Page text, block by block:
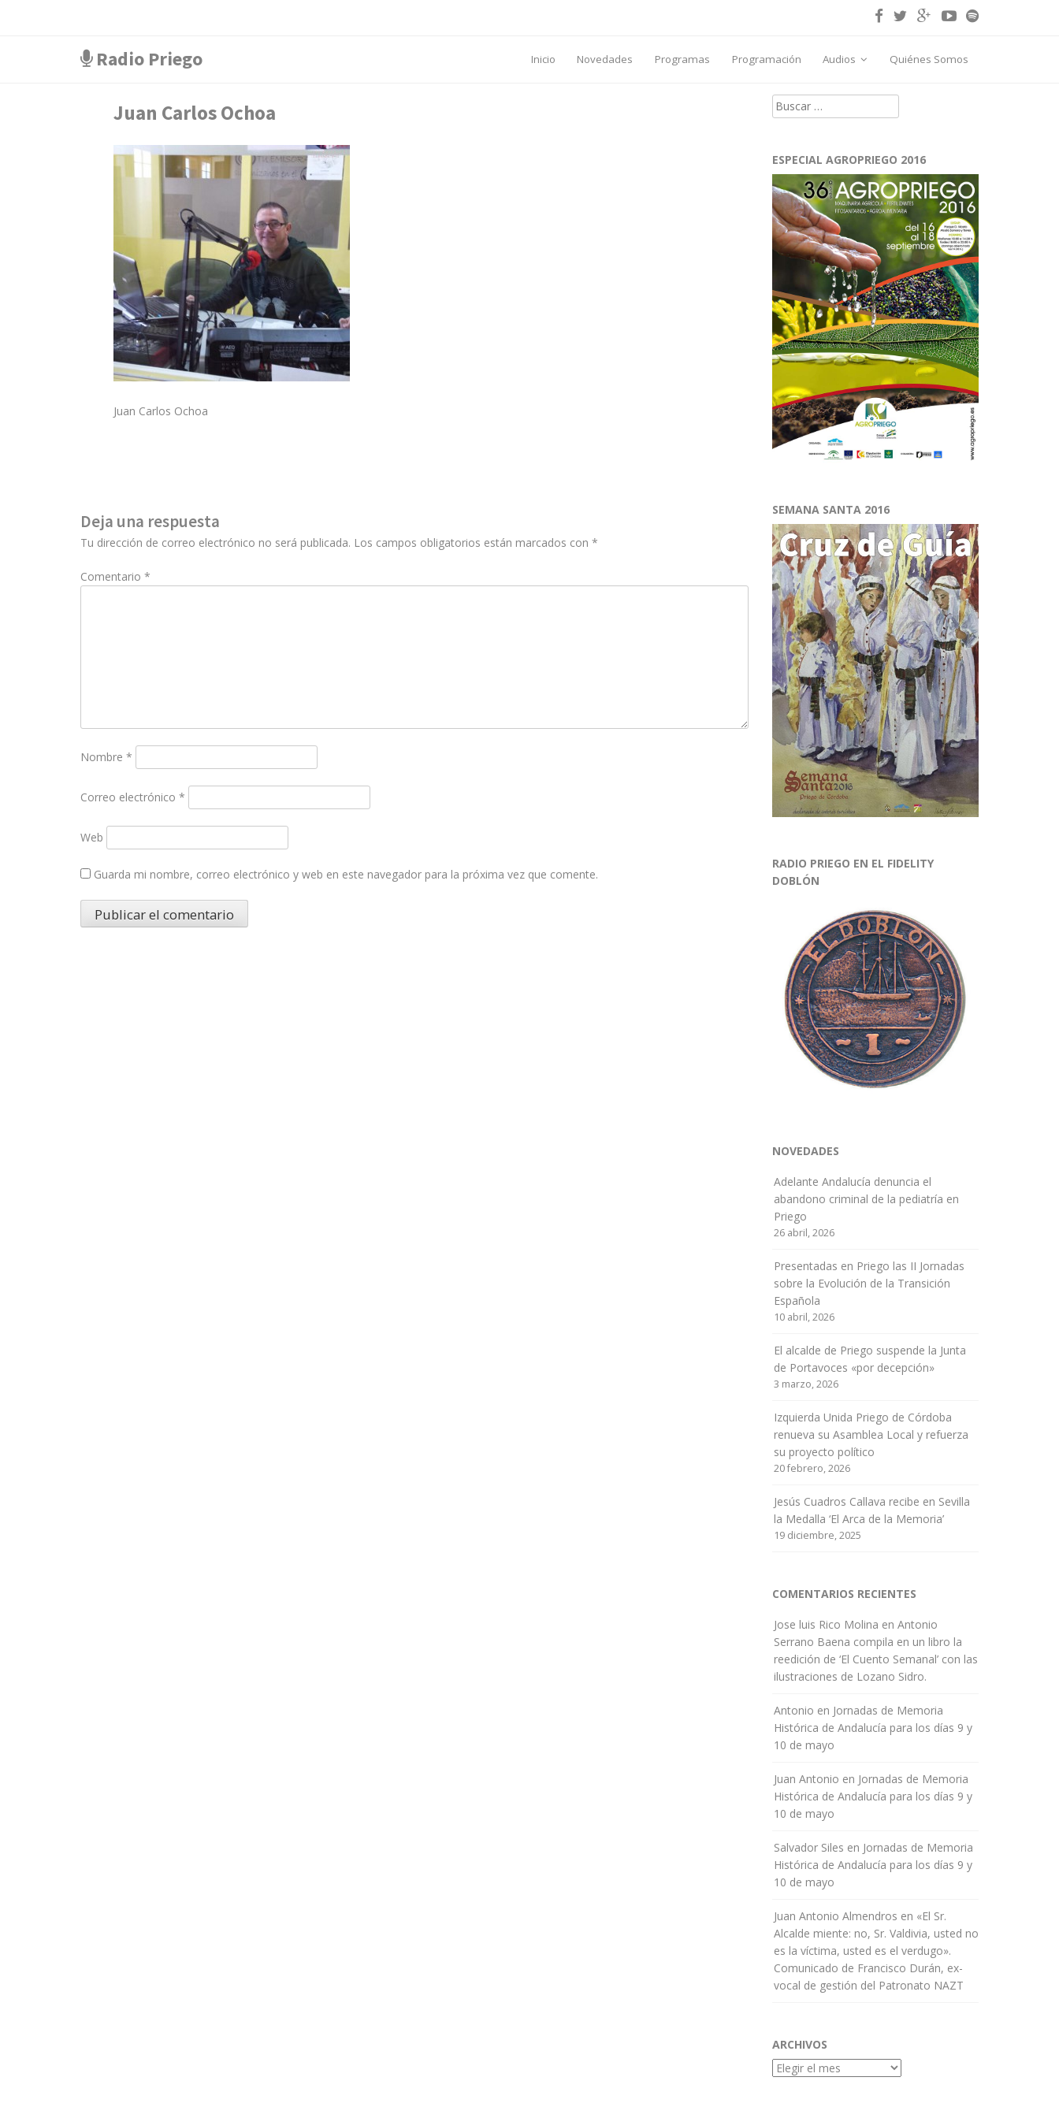
Radio Priego Inicio Novedades Programas Programación Audios Quiénes Somos
Juan Carlos Ochoa
Juan Carlos Ochoa
Deja una respuesta
Tu dirección de correo electrónico no será publicada. Los campos obligatorios están marcados con *
Comentario *
Nombre *
Correo electrónico *
Web
Guarda mi nombre, correo electrónico y web en este navegador para la próxima vez que comente.
Buscar:
ESPECIAL AGROPRIEGO 2016
SEMANA SANTA 2016
RADIO PRIEGO EN EL FIDELITY
DOBLÓN
NOVEDADES
Adelante Andalucía denuncia el
abandono criminal de la pediatría en
Priego
26 abril, 2026
Presentadas en Priego las II Jornadas
sobre la Evolución de la Transición
Española
10 abril, 2026
El alcalde de Priego suspende la Junta
de Portavoces «por decepción»
3 marzo, 2026
Izquierda Unida Priego de Córdoba
renueva su Asamblea Local y refuerza
su proyecto político
20 febrero, 2026
Jesús Cuadros Callava recibe en Sevilla
la Medalla ‘El Arca de la Memoria’
19 diciembre, 2025
COMENTARIOS RECIENTES
Jose luis Rico Molina en Antonio
Serrano Baena compila en un libro la
reedición de ‘El Cuento Semanal’ con las
ilustraciones de Lozano Sidro.
Antonio en Jornadas de Memoria
Histórica de Andalucía para los días 9 y
10 de mayo
Juan Antonio en Jornadas de Memoria
Histórica de Andalucía para los días 9 y
10 de mayo
Salvador Siles en Jornadas de Memoria
Histórica de Andalucía para los días 9 y
10 de mayo
Juan Antonio Almendros en «El Sr.
Alcalde miente: no, Sr. Valdivia, usted no
es la víctima, usted es el verdugo».
Comunicado de Francisco Durán, ex-
vocal de gestión del Patronato NAZT
ARCHIVOS
Archivos